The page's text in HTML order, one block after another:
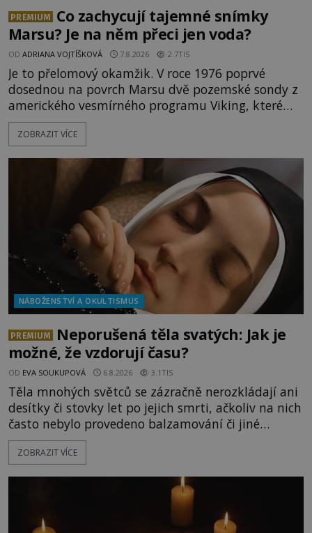
PREMIUM
Co zachycují tajemné snímky
Marsu? Je na něm přeci jen voda?
OD ADRIANA VOJTÍŠKOVÁ 7.8.2026 2.7TIS
Je to přelomový okamžik. V roce 1976 poprvé
dosednou na povrch Marsu dvě pozemské sondy z
amerického vesmírného programu Viking, které
jsou schopny pořídit fotografie záhadami
opředené rudé planety. Viking 1 zde zaznamená
zvané Cydonie totiž zachytí podivný útvar
připomínající lidskou tvář. NASA (Národní úřad
ZOBRAZIT VÍCE
NÁBOŽENSTVÍ A OKULTISMUS
PREMIUM
Neporušená těla svatých: Jak je
možné, že vzdorují času?
OD EVA SOUKUPOVÁ 6.8.2026 3.1TIS
Těla mnohých světců se zázračně nerozkládají ani
desítky či stovky let po jejich smrti, ačkoliv na nich
často nebylo provedeno balzamování či jiné
pokusy o konzervaci. Neporušené ostatky bývají
považovány za důkaz svatosti zemřelých. Jaké
ZOBRAZIT VÍCE